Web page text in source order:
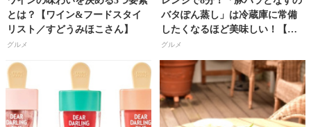
とは？【ワイン&フードスタイ
リスト／すどうみほこさん】
グルメ
バタぽん蒸し」は冷蔵庫に常備
したくなるほど美味しい！【料
理研究家・フードコーディネー
ター／河瀬璃菜（りな助）さ
ん】
グルメ